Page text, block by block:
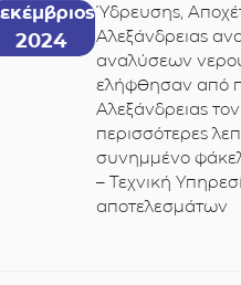
2024
Ύδρευσης,
Αλεξάνδρειας
αναλύσεων
ελήφθησαν από
Αλεξάνδρειας
περισσότερες
συνημμένο
– Τεχνική